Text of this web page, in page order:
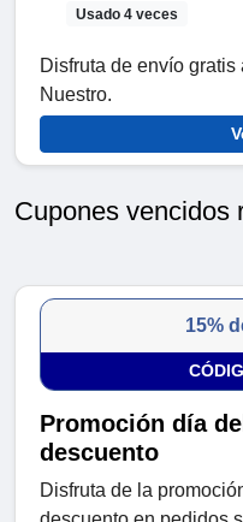
Usado 4 veces
Disfruta de envío gratis
Nuestro.
Cupones vencidos
15%
Promoción día
descuento
Disfruta de la